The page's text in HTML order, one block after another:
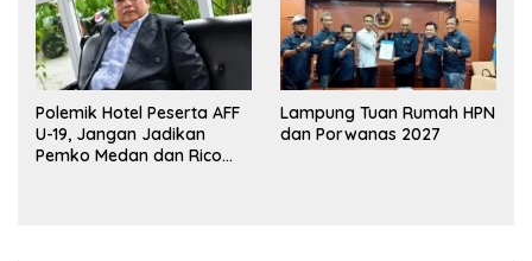
Polemik Hotel Peserta AFF
U-19, Jangan Jadikan
Pemko Medan dan Rico
Lampung Tuan Rumah HPN
dan Porwanas 2027